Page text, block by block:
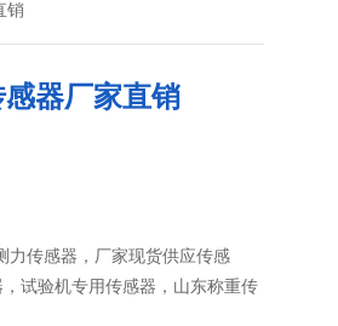
销
器厂家直销
力传感器，厂家现货供应传感
试验机专用传感器，山东称重传